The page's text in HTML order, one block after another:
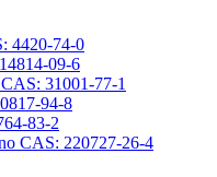
4420-74-0
09-6
31001-77-1
94-8
83-2
CAS: 220727-26-4